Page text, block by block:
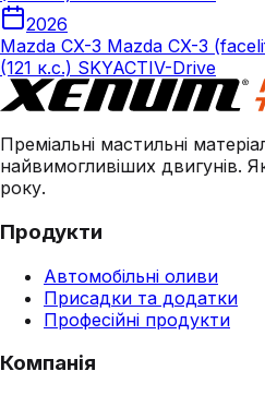
2026
Mazda CX-3 Mazda CX-3
(121 к.с.) SKYACTIV-Drive
Преміальні мастильні
найвимогливіших двигунів.
року.
Продукти
Автомобільні оливи
Присадки та додатки
Професійні продукти
Компанія